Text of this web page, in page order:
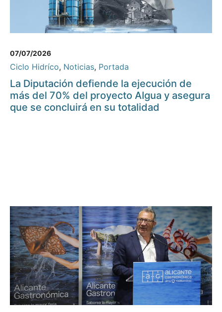
07/07/2026
Ciclo Hidríco, Noticias, Portada
La Diputación defiende la ejecución de
más del 70% del proyecto AIgua y asegura
que se concluirá en su totalidad